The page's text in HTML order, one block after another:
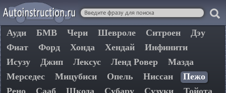
Ауди БМВ Чери Шевроле Ситроен
Дэу
Фиат
Форд Хонда Хендай
Инфинити
Исузу
Джип Лексус Ленд Ровер
Мазда
Мерседес
Мицубиси Опель Ниссан
Пежо
Рено
Сааб Шкода Субару Сузуки
Тойота